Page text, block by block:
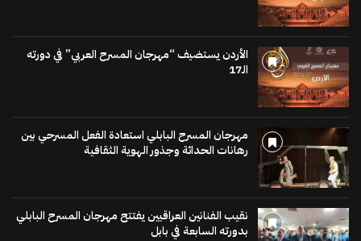
الأردن يستضيف “مهرجان المسرح العربي” في دورته
الـ17
مهرجان المسرح البابلي استعادة الفعل المسرحي بين
رهانات الحداثة وجذور الهوية الثقافية
نقيب الفنانين العراقيين يفتتح مهرجان المسرح البابلي
بدورته السابعة في بابل